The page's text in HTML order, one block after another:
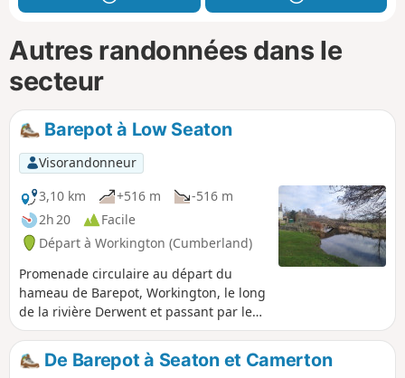
Autres randonnées dans le
secteur
Barepot à Low Seaton
Visorandonneur
3,10 km
+516 m
-516 m
2h 20
Facile
Départ à Workington (Cumberland)
Promenade circulaire au départ du
hameau de Barepot, Workington, le long
de la rivière Derwent et passant par le
village de Low Seaton. Belle promenade
facile, parfaite pour toute la famille.
Accessible aux chiens.
De Barepot à Seaton et Camerton